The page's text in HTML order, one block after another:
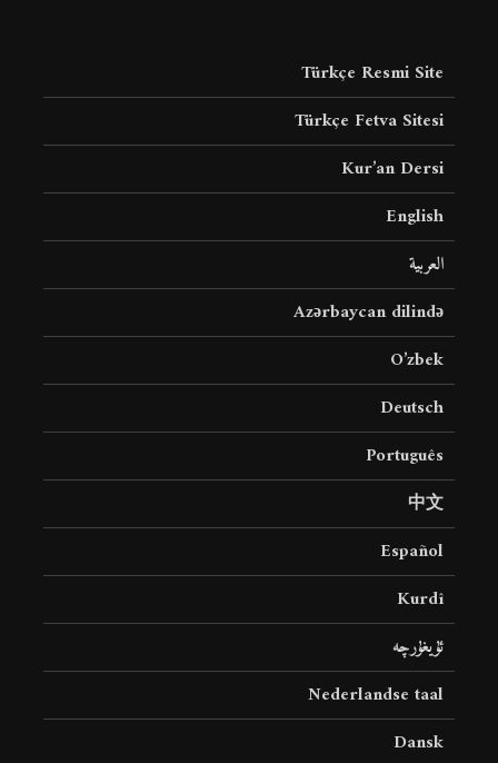
Türkçe Resmi Site
Türkçe Fetva Sitesi
Kur’an Dersi
English
العربية
Azərbaycan dilində
O’zbek
Deutsch
Português
中文
Español
Kurdî
ئۇيغۇرچە
Nederlandse taal
Dansk